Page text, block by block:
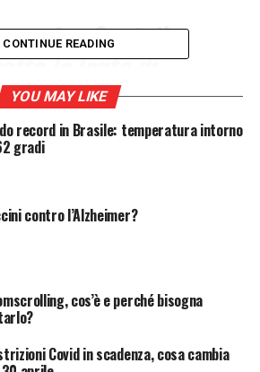
vaccino Sputnik
la lente di
della
scientifica.
di vigilanza
(Anvisa)
il vaccino russo
difetti” e “rischi”
sanitaria brasiliana(Anvisa)
CONTINUE READING
YOU MAY LIKE
record in Brasile: temperatura intorno
gradi
contro l’Alzheimer?
cos’è e perché bisogna
Covid in scadenza, cosa cambia